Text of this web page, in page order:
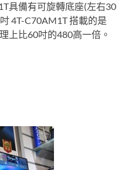
具備有可旋轉底座(左右30
4T-C70AM1T 搭載的是
上比60吋的480高一倍。